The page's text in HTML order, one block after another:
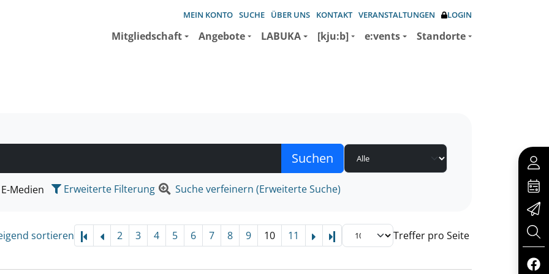
MEIN KONTO SUCHE ÜBER UNS KONTAKT VERANSTALTUNGEN LOGIN
Mitgliedschaft Angebote LABUKA [kju:b] e:vents Standorte
suchen wollen.
E-Medien Erweiterte Filterung Suche verfeinern (Erweiterte Suche)
sortieren 2 3 4 5 6 7 8 9 10 11 Letzte Seite Treffer pro Seite